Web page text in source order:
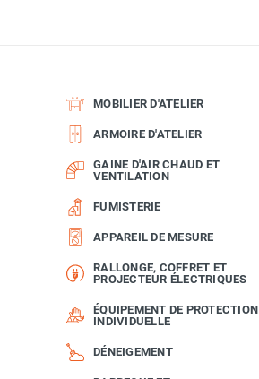
MOBILIER D'ATELIER
ARMOIRE D'ATELIER
GAINE D'AIR CHAUD ET
VENTILATION
FUMISTERIE
APPAREIL DE MESURE
RALLONGE, COFFRET ET
PROJECTEUR ÉLECTRIQUES
ÉQUIPEMENT DE PROTECTION
INDIVIDUELLE
DÉNEIGEMENT